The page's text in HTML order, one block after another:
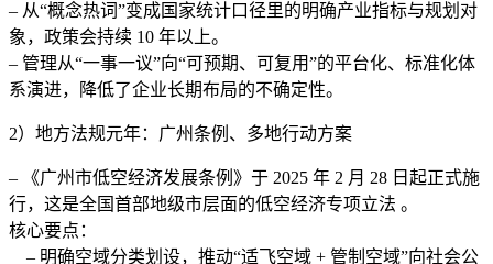
– 从“概念热词”变成国家统计口径里的明确产业指标与规划对
象，政策会持续 10 年以上。
– 管理从“一事一议”向“可预期、可复用”的平台化、标准化体
系演进，降低了企业长期布局的不确定性。
2）地方法规元年：广州条例、多地行动方案
– 《广州市低空经济发展条例》于 2025 年 2 月 28 日起正式施
行，这是全国首部地级市层面的低空经济专项立法 。
核心要点：
– 明确空域分类划设，推动“适飞空域 + 管制空域”向社会公